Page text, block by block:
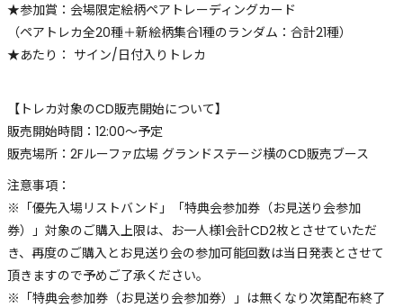
★参加賞：会場限定絵柄ペアトレーディングカード
（ペアトレカ全20種＋新絵柄集合1種のランダム：合計21種）
★あたり： サイン/日付入りトレカ
【トレカ対象のCD販売開始について】
販売開始時間：12:00～予定
販売場所：2Fルーファ広場 グランドステージ横のCD販売ブース
注意事項：
※「優先入場リストバンド」「特典会参加券（お見送り会参加
券）」対象のご購入上限は、お一人様1会計CD2枚とさせていただ
き、再度のご購入とお見送り会の参加可能回数は当日発表とさせて
頂きますので予めご了承ください。
※「特典会参加券（お見送り会参加券）」は無くなり次第配布終了